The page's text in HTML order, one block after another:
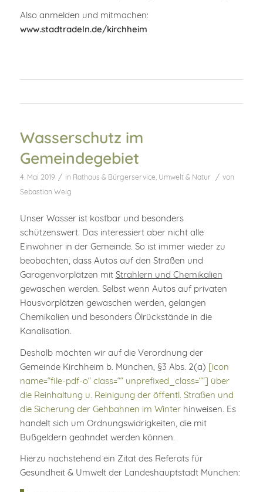
Also anmelden und mitmachen:
www.stadtradeln.de/kirchheim
Wasserschutz im
Gemeindegebiet
4. Mai 2019 / in Rathaus & Bürgerservice, Umwelt & Natur / von
Sebastian Weig
Unser Wasser ist kostbar und besonders
schützenswert. Das interessiert aber nicht alle
Einwohner in der Gemeinde. So ist immer wieder zu
beobachten, dass Autos auf den Straßen und
Garagenvorplätzen mit Strahlern und Chemikalien
gewaschen werden. Selbst wenn Autos auf privaten
Hausvorplätzen gewaschen werden, gelangen
Chemikalien und besonders Ölrückstände in die
Kanalisation.
Deshalb möchten wir auf die Verordnung der
Gemeinde Kirchheim b. München, §3 Abs. 2(a) [icon
name=“file-pdf-o“ class=““ unprefixed_class=““] über
die Reinhaltung u. Reinigung der öffentl. Straßen und
die Sicherung der Gehbahnen im Winterhinweisen. Es
handelt sich um Ordnungswidrigkeiten, die mit
Bußgeldern geahndet werden können.
Hierzu nachstehend ein Zitat des Referats für
Gesundheit & Umwelt der Landeshauptstadt München: